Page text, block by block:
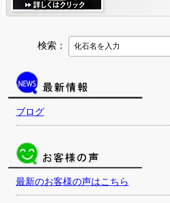
検索：
ブログ
最新のお客様の声はこちら